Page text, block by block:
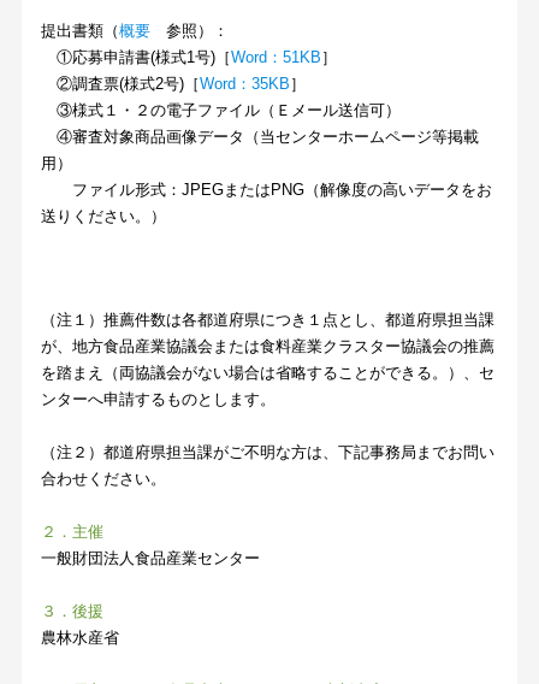
提出書類（概要 参照）：
①応募申請書(様式1号)［Word：51KB ］
②調査票(様式2号)［Word：35KB ］
③様式１・２の電子ファイル（Ｅメール送信可）
④審査対象商品画像データ（当センターホームページ等掲載
用）
ファイル形式：JPEGまたはPNG（解像度の高いデータをお
送りください。）
（注１）推薦件数は各都道府県につき１点とし、都道府県担当課
が、地方食品産業協議会または食料産業クラスター協議会の推薦
を踏まえ（両協議会がない場合は省略することができる。）、セ
ンターへ申請するものとします。
（注２）都道府県担当課がご不明な方は、下記事務局までお問い
合わせください。
２．主催
一般財団法人食品産業センター
３．後援
農林水産省